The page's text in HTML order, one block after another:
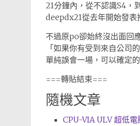
21分鐘內，從不認識S4，
deepdx21從去年開始發表
不過原po卻始終沒出面回
「如果你有受到來自公司
單純誤會一場，可以確定
===轉貼結束===
隨機文章
CPU-VIA ULV 超低